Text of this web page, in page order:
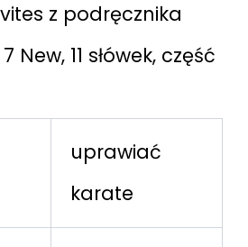
z podręcznika
New, 11 słówek, część
uprawiać
karate